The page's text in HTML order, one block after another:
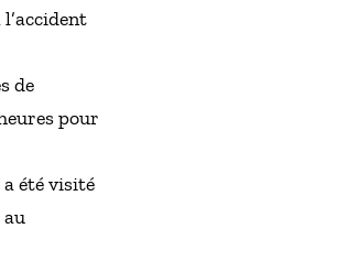
de
pour
été visité
au